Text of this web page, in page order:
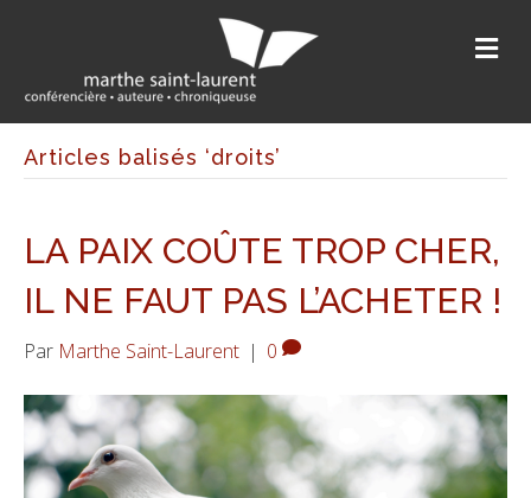
M
E
Articles balisés ‘droits’
LA PAIX COÛTE TROP CHER,
IL NE FAUT PAS L’ACHETER !
Par Marthe Saint-Laurent | 0